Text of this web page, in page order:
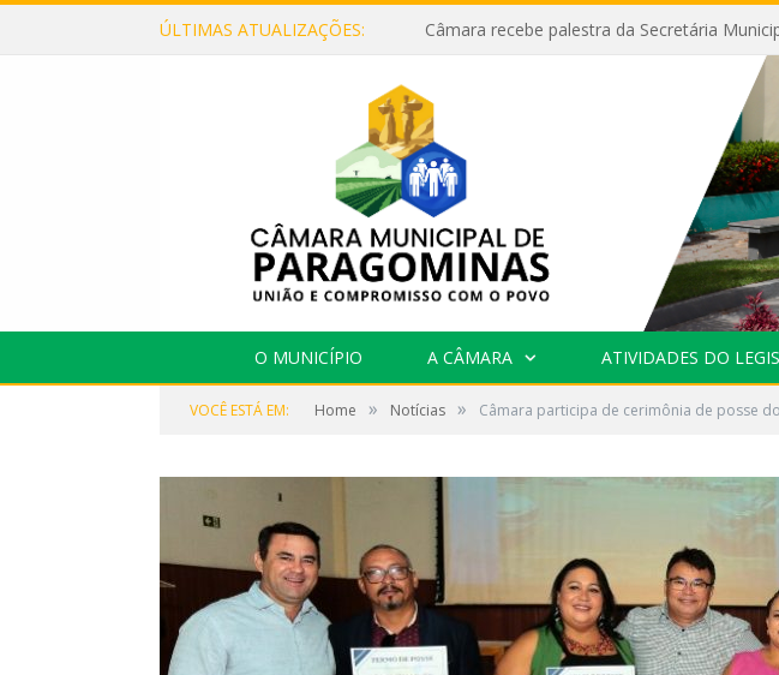
ÚLTIMAS ATUALIZAÇÕES:
O MUNICÍPIO A CÂMARA ATIVIDADES DO
VOCÊ ESTÁ EM: Home » Notícias » Câmara participa de cerimônia de posse